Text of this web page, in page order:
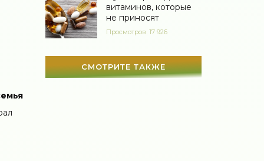
витаминов, которые
не приносят
Просмотров 17 926
СМОТРИТЕ ТАКЖЕ